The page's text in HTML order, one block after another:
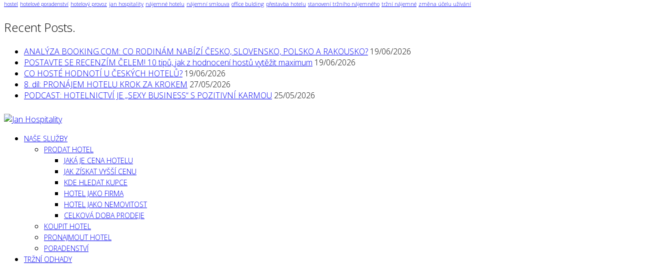
hostel hotelové poradenství hotelový provoz jan hospitality nájemné hotelu nájemní smlouva office bulding přestavba hotelu stanovení tržního nájemného tržní nájemné změna účelu užívání
Recent Posts.
ANALÝZA BOOKING.COM: CO RODINÁM NABÍZÍ ČESKO, SLOVENSKO, POLSKO A RAKOUSKO? 19/06/2026
POSTAVTE SE RECENZÍM ČELEM! 10 tipů, jak z hodnocení hostů vytěžit maximum 19/06/2026
CO HOSTÉ HODNOTÍ U ČESKÝCH HOTELŮ? 19/06/2026
8. díl: PRONÁJEM HOTELU KROK ZA KROKEM 27/05/2026
PODCAST: HOTELNICTVÍ JE „SEXY BUSINESS“ S POZITIVNÍ KARMOU 25/05/2026
NAŠE SLUŽBY
PRODAT HOTEL
JAKÁ JE CENA HOTELU
JAK ZÍSKAT VYŠŠÍ CENU
KDE HLEDAT KUPCE
HOTEL JAKO FIRMA
HOTEL JAKO NEMOVITOST
CELKOVÁ DOBA PRODEJE
KOUPIT HOTEL
PRONAJMOUT HOTEL
PORADENSTVÍ
TRŽNÍ ODHADY